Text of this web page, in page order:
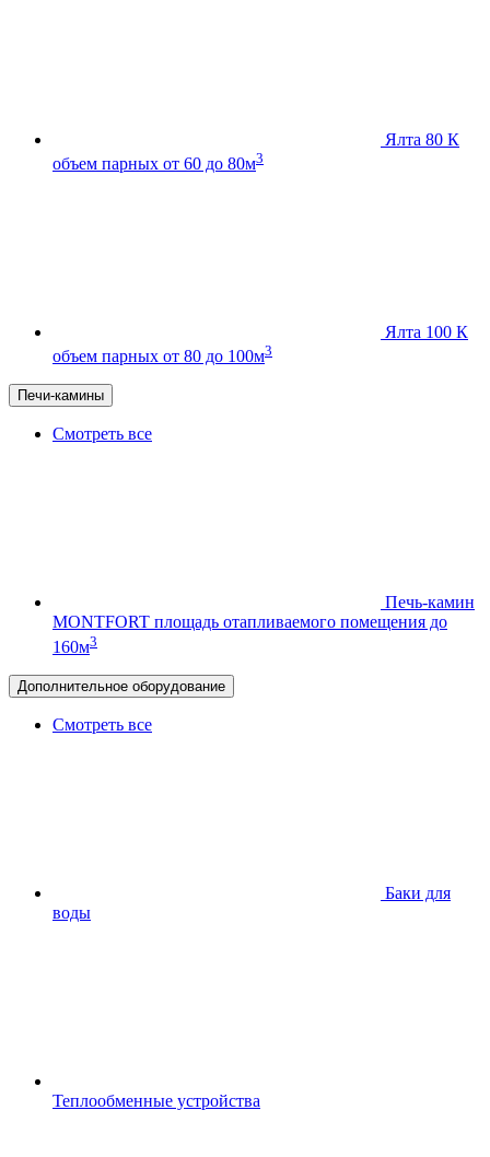
Ялта 80 К
объем парных от 60 до 80м3
Ялта 100 К
объем парных от 80 до 100м3
Печи-камины
Смотреть все
Печь-камин
MONTFORT площадь отапливаемого помещения до
160м3
Дополнительное оборудование
Смотреть все
Баки для
воды
Теплообменные устройства